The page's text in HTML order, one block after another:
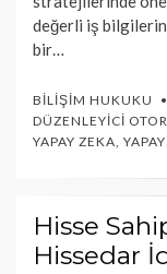
değerli iş
bir…
BILIŞIM HUKUKU
DÜZENLEYICI
YAPAY ZEKA
Hisse
Hissedar